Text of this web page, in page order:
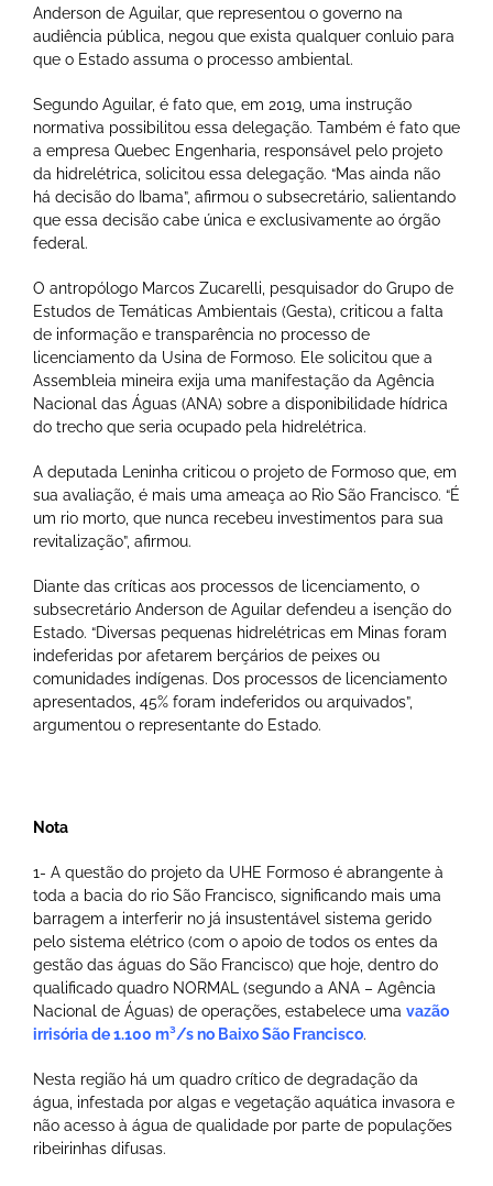
Anderson de Aguilar, que representou o governo na
audiência pública, negou que exista qualquer conluio para
que o Estado assuma o processo ambiental.
Segundo Aguilar, é fato que, em 2019, uma instrução
normativa possibilitou essa delegação. Também é fato que
a empresa Quebec Engenharia, responsável pelo projeto
da hidrelétrica, solicitou essa delegação. “Mas ainda não
há decisão do Ibama”, afirmou o subsecretário, salientando
que essa decisão cabe única e exclusivamente ao órgão
federal.
O antropólogo Marcos Zucarelli, pesquisador do Grupo de
Estudos de Temáticas Ambientais (Gesta), criticou a falta
de informação e transparência no processo de
licenciamento da Usina de Formoso. Ele solicitou que a
Assembleia mineira exija uma manifestação da Agência
Nacional das Águas (ANA) sobre a disponibilidade hídrica
do trecho que seria ocupado pela hidrelétrica.
A deputada Leninha criticou o projeto de Formoso que, em
sua avaliação, é mais uma ameaça ao Rio São Francisco. “É
um rio morto, que nunca recebeu investimentos para sua
revitalização”, afirmou.
Diante das críticas aos processos de licenciamento, o
subsecretário Anderson de Aguilar defendeu a isenção do
Estado. “Diversas pequenas hidrelétricas em Minas foram
indeferidas por afetarem berçários de peixes ou
comunidades indígenas. Dos processos de licenciamento
apresentados, 45% foram indeferidos ou arquivados”,
argumentou o representante do Estado.
Nota
1- A questão do projeto da UHE Formoso é abrangente à
toda a bacia do rio São Francisco, significando mais uma
barragem a interferir no já insustentável sistema gerido
pelo sistema elétrico (com o apoio de todos os entes da
gestão das águas do São Francisco) que hoje, dentro do
qualificado quadro NORMAL (segundo a ANA – Agência
Nacional de Águas) de operações, estabelece uma vazão
irrisória de 1.100 m³/s no Baixo São Francisco.
Nesta região há um quadro crítico de degradação da
água, infestada por algas e vegetação aquática invasora e
não acesso à água de qualidade por parte de populações
ribeirinhas difusas.